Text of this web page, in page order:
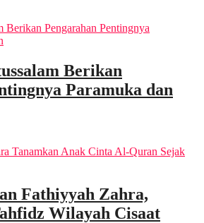
Berikan
Paramuka dan
Fathiyyah Zahra,
Wilayah Cisaat